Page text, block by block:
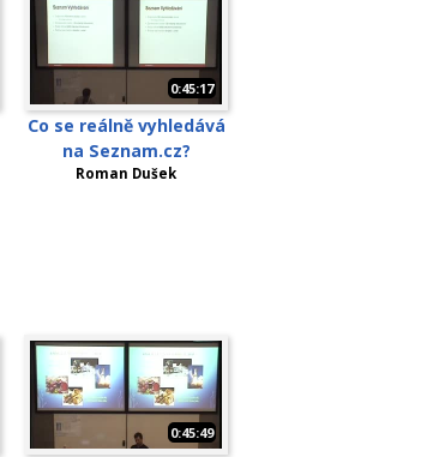
0:45:17
Co se reálně vyhledává
na Seznam.cz?
Roman Dušek
0:45:49